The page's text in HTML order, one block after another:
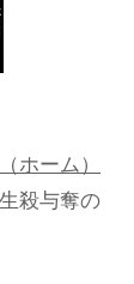
ホーム）
殺与奪の